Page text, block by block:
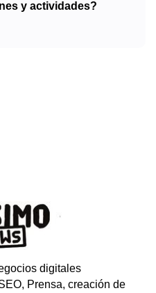
y actividades?
digitales
Prensa, creación de